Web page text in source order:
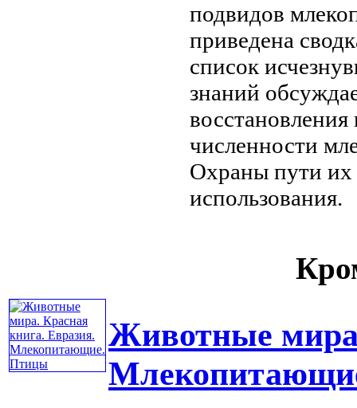
подвидов
приведена
список
знаний
численности
Охраны пути
использования.
Животные